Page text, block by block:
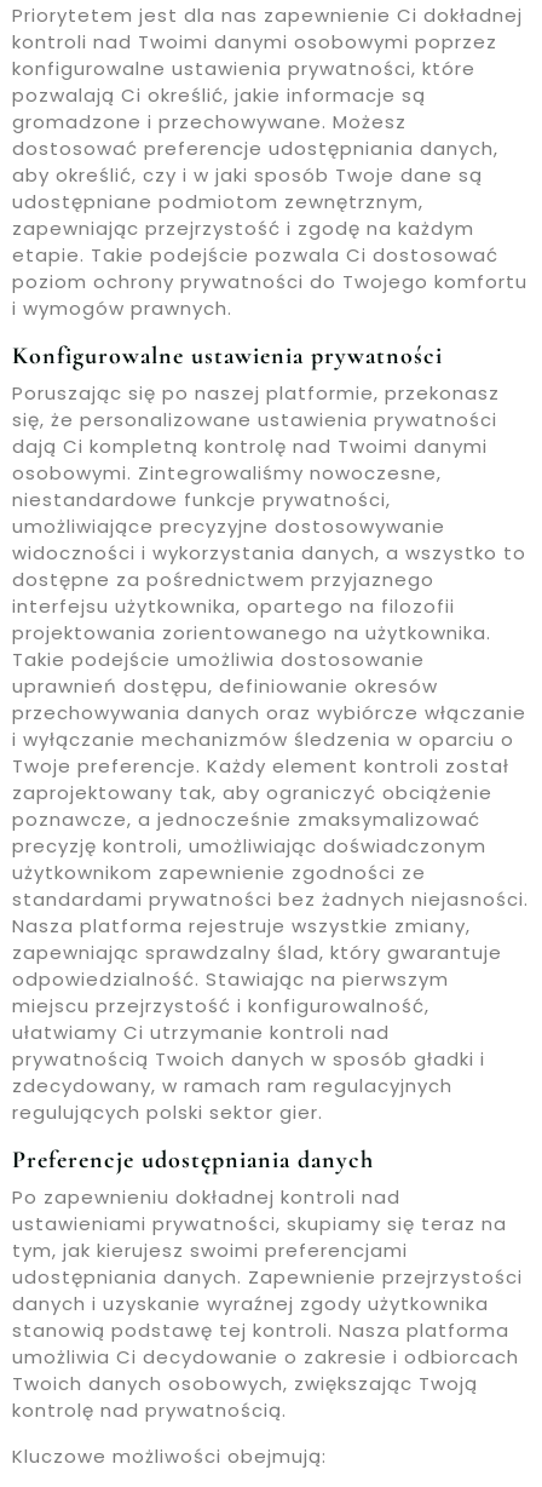
Priorytetem jest dla nas zapewnienie Ci dokładnej
kontroli nad Twoimi danymi osobowymi poprzez
konfigurowalne ustawienia prywatności, które
pozwalają Ci określić, jakie informacje są
gromadzone i przechowywane. Możesz
dostosować preferencje udostępniania danych,
aby określić, czy i w jaki sposób Twoje dane są
udostępniane podmiotom zewnętrznym,
zapewniając przejrzystość i zgodę na każdym
etapie. Takie podejście pozwala Ci dostosować
poziom ochrony prywatności do Twojego komfortu
i wymogów prawnych.
Konfigurowalne ustawienia prywatności
Poruszając się po naszej platformie, przekonasz
się, że personalizowane ustawienia prywatności
dają Ci kompletną kontrolę nad Twoimi danymi
osobowymi. Zintegrowaliśmy nowoczesne,
niestandardowe funkcje prywatności,
umożliwiające precyzyjne dostosowywanie
widoczności i wykorzystania danych, a wszystko to
dostępne za pośrednictwem przyjaznego
interfejsu użytkownika, opartego na filozofii
projektowania zorientowanego na użytkownika.
Takie podejście umożliwia dostosowanie
uprawnień dostępu, definiowanie okresów
przechowywania danych oraz wybiórcze włączanie
i wyłączanie mechanizmów śledzenia w oparciu o
Twoje preferencje. Każdy element kontroli został
zaprojektowany tak, aby ograniczyć obciążenie
poznawcze, a jednocześnie zmaksymalizować
precyzję kontroli, umożliwiając doświadczonym
użytkownikom zapewnienie zgodności ze
standardami prywatności bez żadnych niejasności.
Nasza platforma rejestruje wszystkie zmiany,
zapewniając sprawdzalny ślad, który gwarantuje
odpowiedzialność. Stawiając na pierwszym
miejscu przejrzystość i konfigurowalność,
ułatwiamy Ci utrzymanie kontroli nad
prywatnością Twoich danych w sposób gładki i
zdecydowany, w ramach ram regulacyjnych
regulujących polski sektor gier.
Preferencje udostępniania danych
Po zapewnieniu dokładnej kontroli nad
ustawieniami prywatności, skupiamy się teraz na
tym, jak kierujesz swoimi preferencjami
udostępniania danych. Zapewnienie przejrzystości
danych i uzyskanie wyraźnej zgody użytkownika
stanowią podstawę tej kontroli. Nasza platforma
umożliwia Ci decydowanie o zakresie i odbiorcach
Twoich danych osobowych, zwiększając Twoją
kontrolę nad prywatnością.
Kluczowe możliwości obejmują: